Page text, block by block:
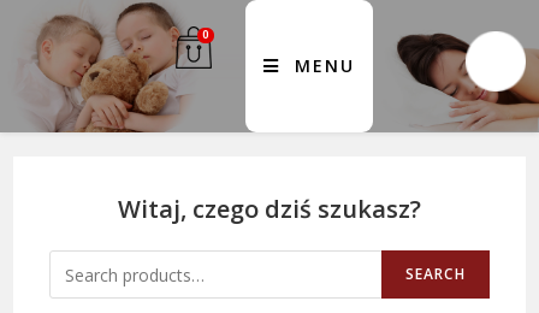
0
MENU
Witaj, czego dziś szukasz?
SEARCH